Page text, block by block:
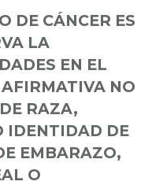
DE CÁNCER ES
LA
EN EL
NO
RAZA,
IDENTIDAD DE
EMBARAZO,
O